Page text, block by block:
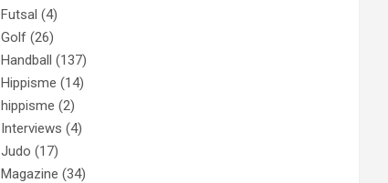
Futsal (4)
Golf (26)
Handball (137)
Hippisme (14)
hippisme (2)
Interviews (4)
Judo (17)
Magazine (34)